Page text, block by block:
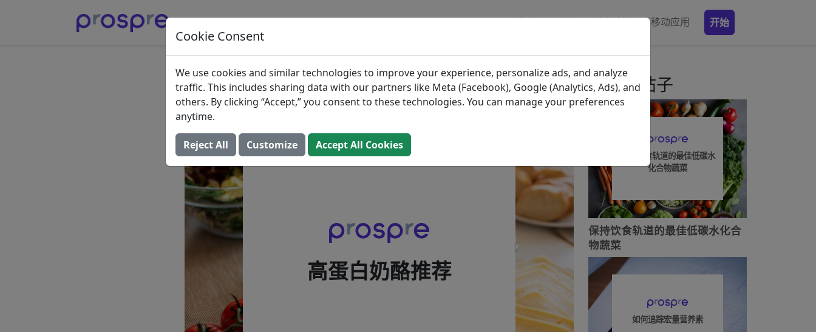
博客 原料 膳食计划 移动应用 开始
高蛋白奶酪推荐
2022年6月27日 （更新： 2025年8月2日）
高蛋白奶酪推荐
最近的帖子
保持饮食轨道的最佳低碳水
化合物蔬菜
保持饮食轨道的最佳低碳水化合
物蔬菜
如何追踪宏量营养素
Cookie Consent
We use cookies and similar technologies to improve your experience, personalize ads, and analyze
traffic. This includes sharing data with our partners like Meta (Facebook), Google (Analytics, Ads), and
others. By clicking “Accept,” you consent to these technologies. You can manage your preferences
anytime.
Reject All Customize Accept All Cookies